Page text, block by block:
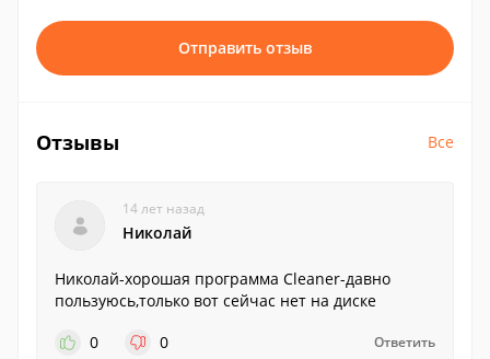
Отправить отзыв
Отзывы Все
14 лет назад
Николай
Николай-хорошая программа Cleaner-давно
пользуюсь,только вот сейчас нет на диске
0
0 Ответить